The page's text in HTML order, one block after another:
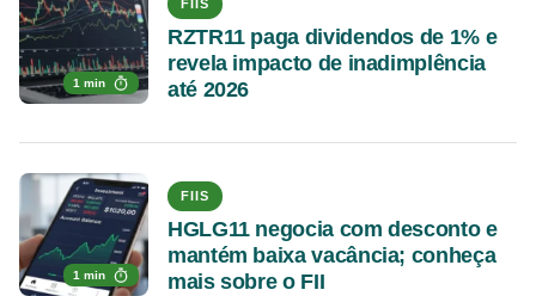
1 min
FIIS
RZTR11 paga dividendos de 1% e
revela impacto de inadimplência
até 2026
1 min
FIIS
HGLG11 negocia com desconto e
mantém baixa vacância; conheça
mais sobre o FII